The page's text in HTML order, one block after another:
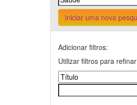
Iniciar uma nova
Adicionar filtros:
Utilizar filtros para